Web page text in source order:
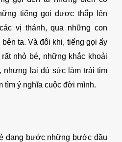
tiếng gọi được thắp lên
vị thánh, qua những con
ta. Và đôi khi, tiếng gọi ấy
nhỏ bé, những khắc khoải
nhưng lại đủ sức làm trái tim
tìm ý nghĩa cuộc đời mình.
đang bước những bước đầu